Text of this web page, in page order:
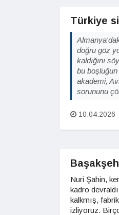
Türkiye
doğru göz
kaldığını
bu
akademi,
sorununu
10.04.2026
Nuri Şahin,
kadro
kalkmış,
izliyoruz.